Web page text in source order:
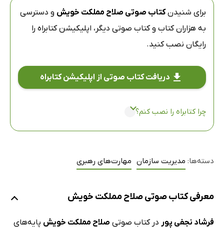
برای شنیدنکتاب صوتی صلاح مملکت خویش و دسترسی
به هزاران کتاب و کتاب صوتی دیگر، اپلیکیشن کتابراه را
رایگان نصب کنید.
دریافت کتاب صوتی از اپلیکیشن کتابراه
چرا کتابراه را نصب کنم؟
دسته‌ها: مدیریت سازمان مهارت‌های رهبری
معرفی کتاب صوتی صلاح مملکت خویش
فرشاد نجفی پور در کتاب صوتی صلاح مملکت خویش پایه‌های